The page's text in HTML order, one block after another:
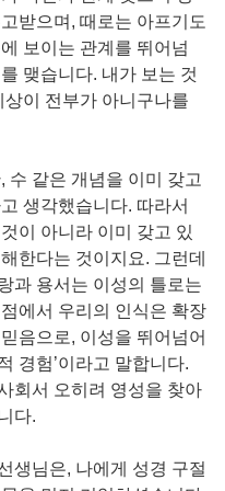
받으며, 때로는 아프기도
보이는 관계를 뛰어넘
맺습니다. 내가 보는 것
이 전부가 아니구나를
수 같은 개념을 이미 갖고
생각했습니다. 따라서
이 아니라 이미 갖고 있
한다는 것이지요. 그런데
과 용서는 이성의 틀로는
에서 우리의 인식은 확장
음으로, 이성을 뛰어넘어
경험’이라고 말합니다.
회서 오히려 영성을 찾아
다.
생님은, 나에게 성경 구절